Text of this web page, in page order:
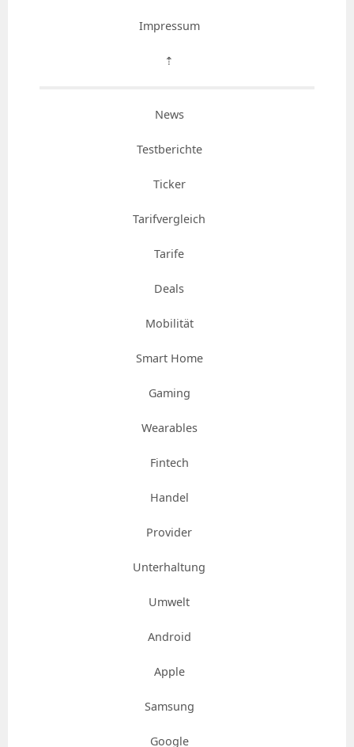
Impressum
⇡
News
Testberichte
Ticker
Tarifvergleich
Tarife
Deals
Mobilität
Smart Home
Gaming
Wearables
Fintech
Handel
Provider
Unterhaltung
Umwelt
Android
Apple
Samsung
Google